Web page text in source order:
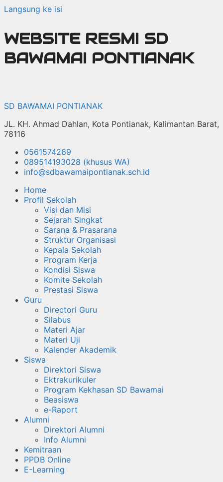
Langsung ke isi
WEBSITE RESMI SD
BAWAMAI PONTIANAK
SD BAWAMAI PONTIANAK
JL. KH. Ahmad Dahlan, Kota Pontianak, Kalimantan Barat,
78116
0561574269
089514193028 (khusus WA)
info@sdbawamaipontianak.sch.id
Home
Profil Sekolah
Visi dan Misi
Sejarah Singkat
Sarana & Prasarana
Struktur Organisasi
Kepala Sekolah
Program Kerja
Kondisi Siswa
Komite Sekolah
Prestasi Siswa
Guru
Directori Guru
Silabus
Materi Ajar
Materi Uji
Kalender Akademik
Siswa
Direktori Siswa
Ektrakurikuler
Program Kekhasan SD Bawamai
Beasiswa
e-Raport
Alumni
Direktori Alumni
Info Alumni
Kemitraan
PPDB Online
E-Learning